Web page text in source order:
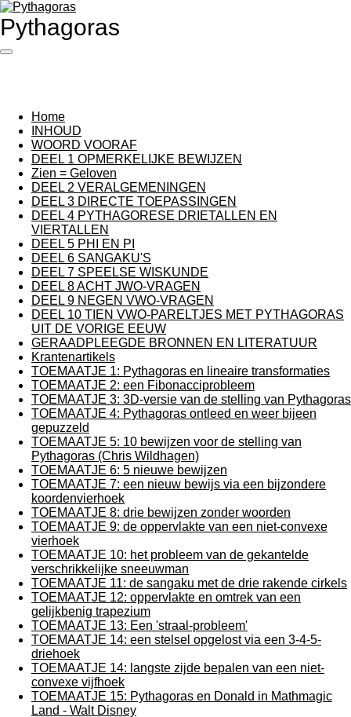
Ga
direct
naar
de
Pythagoras
Home
INHOUD
WOORD VOORAF
DEEL 1 OPMERKELIJKE BEWIJZEN
Zien = Geloven
DEEL 2 VERALGEMENINGEN
DEEL 3 DIRECTE TOEPASSINGEN
DEEL 4 PYTHAGORESE DRIETALLEN EN
VIERTALLEN
DEEL 5 PHI EN PI
DEEL 6 SANGAKU'S
DEEL 7 SPEELSE WISKUNDE
DEEL 8 ACHT JWO-VRAGEN
DEEL 9 NEGEN VWO-VRAGEN
DEEL 10 TIEN VWO-PARELTJES MET PYTHAGORAS
UIT DE VORIGE EEUW
GERAADPLEEGDE BRONNEN EN LITERATUUR
Krantenartikels
TOEMAATJE 1: Pythagoras en lineaire transformaties
TOEMAATJE 2: een Fibonacciprobleem
TOEMAATJE 3: 3D-versie van de stelling van Pythagoras
TOEMAATJE 4: Pythagoras ontleed en weer bijeen
gepuzzeld
TOEMAATJE 5: 10 bewijzen voor de stelling van
Pythagoras (Chris Wildhagen)
TOEMAATJE 6: 5 nieuwe bewijzen
TOEMAATJE 7: een nieuw bewijs via een bijzondere
koordenvierhoek
TOEMAATJE 8: drie bewijzen zonder woorden
TOEMAATJE 9: de oppervlakte van een niet-convexe
vierhoek
TOEMAATJE 10: het probleem van de gekantelde
verschrikkelijke sneeuwman
TOEMAATJE 11: de sangaku met de drie rakende cirkels
TOEMAATJE 12: oppervlakte en omtrek van een
gelijkbenig trapezium
TOEMAATJE 13: Een 'straal-probleem'
TOEMAATJE 14: een stelsel opgelost via een 3-4-5-
driehoek
TOEMAATJE 14: langste zijde bepalen van een niet-
convexe vijfhoek
TOEMAATJE 15: Pythagoras en Donald in Mathmagic
Land - Walt Disney